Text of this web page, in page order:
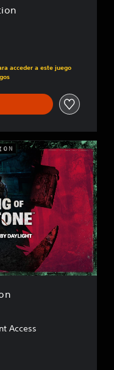
original de US$29.99
acceder a este juego
Access